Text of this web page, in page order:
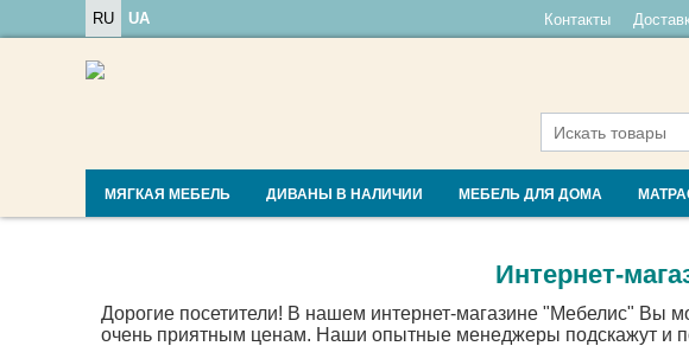
RU UA Контакты
МЯГКАЯ МЕБЕЛЬ ДИВАНЫ В НАЛИЧИИ МЕБЕЛЬ ДЛЯ ДОМА
Интернет-
Дорогие посетители! В нашем интернет-магазине "Мебелис" Вы
очень приятным ценам. Наши опытные менеджеры подскажут и